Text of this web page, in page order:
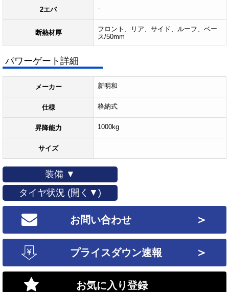
2エバ -
断熱材厚
フロント、リア、サイド、ルーフ、ベー
ス/50mm
パワーゲート詳細
メーカー 新明和
仕様 格納式
昇降能力 1000kg
サイズ
装備 ▼
タイヤ状況 (開く▼)
お問い合わせ ＞
プライスダウン速報 ＞
お気に入り登録